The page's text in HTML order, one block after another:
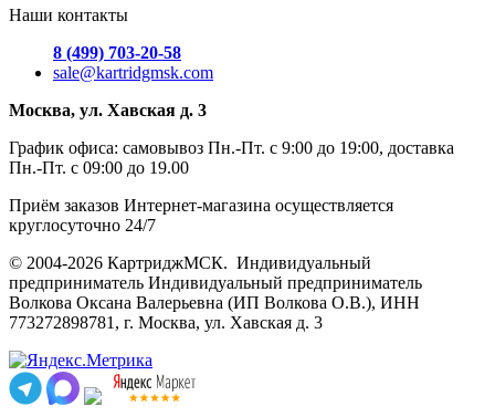
Наши контакты
8 (499) 703-20-58
sale@kartridgmsk.com
Москва, ул. Хавская д. 3
График офиса: самовывоз Пн.-Пт. с 9:00 до 19:00, доставка
Пн.-Пт. с 09:00 до 19.00
Приём заказов Интернет-магазина осуществляется
круглосуточно 24/7
© 2004-2026 КартриджМСК. Индивидуальный
предприниматель Индивидуальный предприниматель
Волкова Оксана Валерьевна (ИП Волкова О.В.), ИНН
773272898781, г. Москва, ул. Хавская д. 3